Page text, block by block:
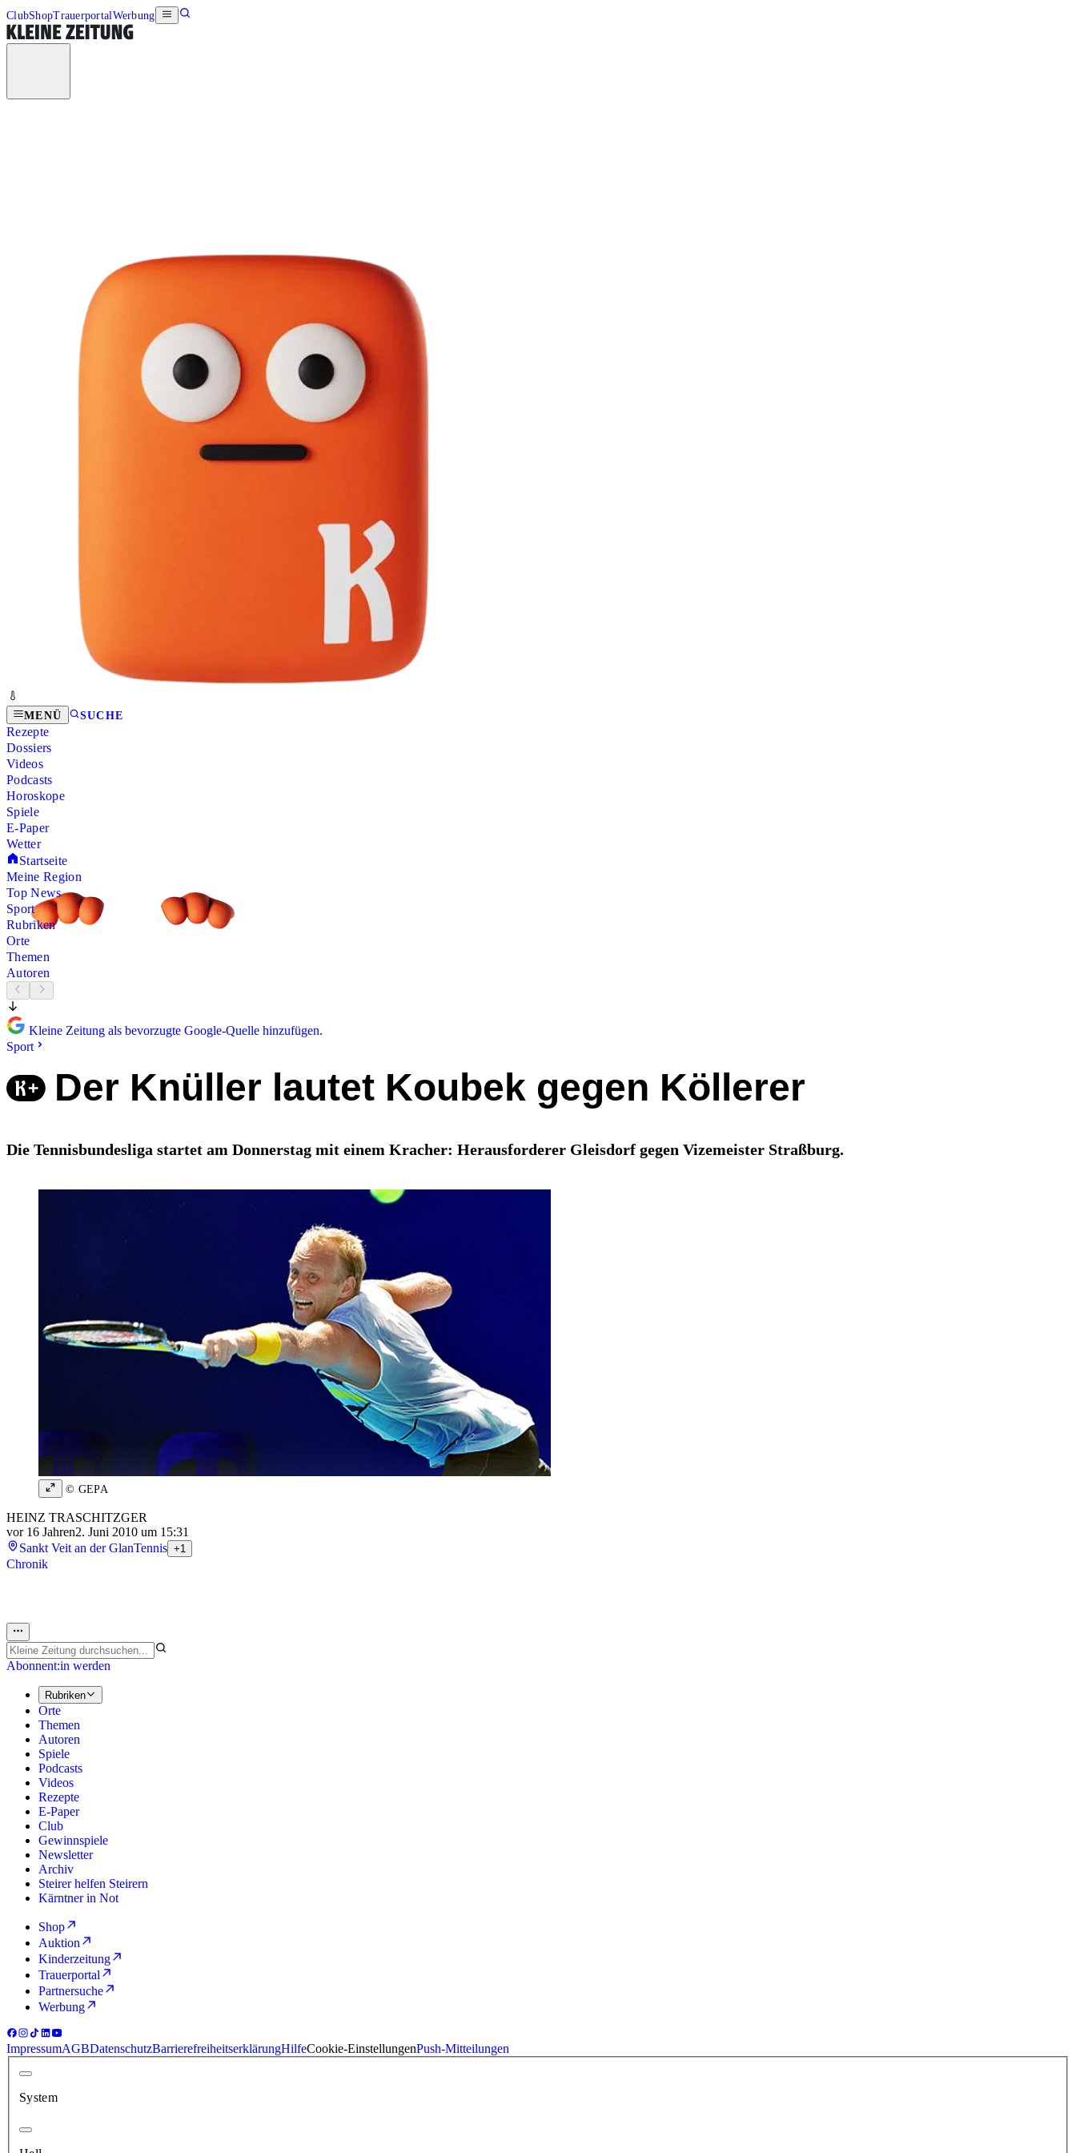
ClubShopTrauerportalWerbung
MENÜ SUCHE
Rezepte
Dossiers
Videos
Podcasts
Horoskope
Spiele
E-Paper
Wetter
Startseite
Meine Region
Top News
Sport
Rubriken
Orte
Themen
Autoren
Kleine Zeitung als bevorzugte Google-Quelle hinzufügen.
Sport
Der Knüller lautet Koubek gegen Köllerer
Die Tennisbundesliga startet am Donnerstag mit einem Kracher: Herausforderer Gleisdorf gegen Vizemeister Straßburg.
© GEPA
HEINZ TRASCHITZGER
vor 16 Jahren2. Juni 2010 um 15:31
Sankt Veit an der GlanTennis +1
Chronik
Abonnent:in werden
Rubriken
Orte
Themen
Autoren
Spiele
Podcasts
Videos
Rezepte
E-Paper
Club
Gewinnspiele
Newsletter
Archiv
Steirer helfen Steirern
Kärntner in Not
Shop
Auktion
Kinderzeitung
Trauerportal
Partnersuche
Werbung
ImpressumAGBDatenschutzBarrierefreiheitserklärungHilfeCookie-EinstellungenPush-Mitteilungen
System